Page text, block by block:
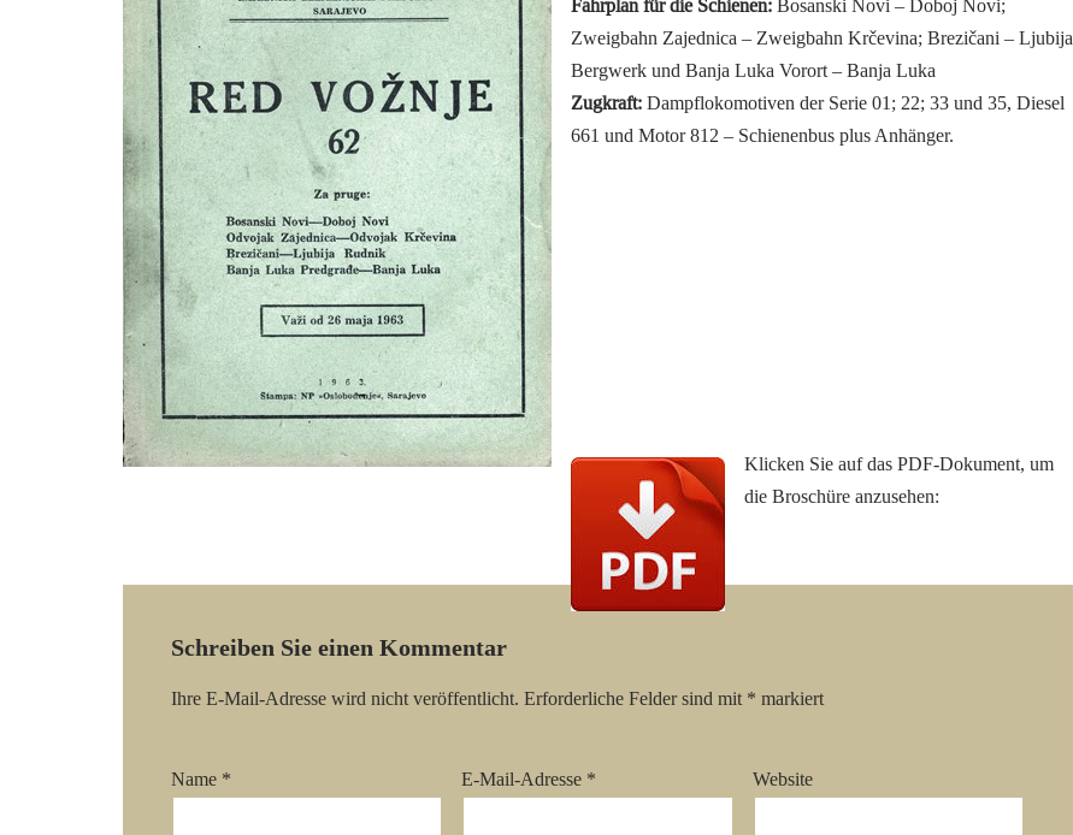
Fahrplan für die Schienen: Bosanski Novi – Doboj Novi;
Zweigbahn Zajednica – Zweigbahn Krčevina; Brezičani – Ljubija
Bergwerk und Banja Luka Vorort – Banja Luka
Zugkraft: Dampflokomotiven der Serie 01; 22; 33 und 35, Diesel
661 und Motor 812 – Schienenbus plus Anhänger.
Klicken Sie auf das PDF-Dokument, um
die Broschüre anzusehen:
Schreiben Sie einen Kommentar
Ihre E-Mail-Adresse wird nicht veröffentlicht. Erforderliche Felder sind mit * markiert
Name * E-Mail-Adresse * Website